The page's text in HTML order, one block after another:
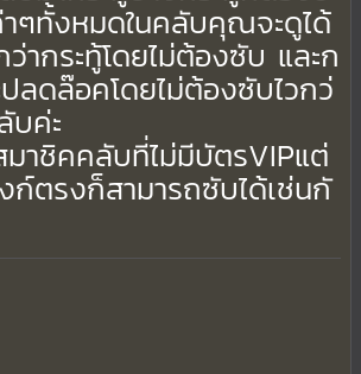
ๆทั้งหมดในคลับคุณจะดูได้
ากระทู้โดยไม่ต้องซับ และก
ลดล๊อคโดยไม่ต้องซับไวกว่
บค่ะ
าชิคคลับที่ไม่มีบัตรVIPแต่
ก์ตรงก็สามารถซับได้เช่นกั